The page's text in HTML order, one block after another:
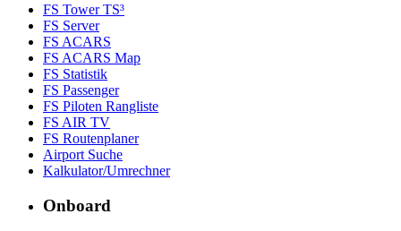
FS Tower TS³
FS Server
FS ACARS
FS ACARS Map
FS Statistik
FS Passenger
FS Piloten Rangliste
FS AIR TV
FS Routenplaner
Airport Suche
Kalkulator/Umrechner
Onboard